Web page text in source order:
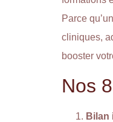
Parce
cliniques,
booster
Nos
Bilan